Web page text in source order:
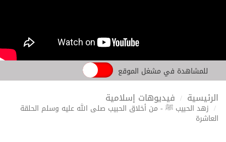
للمشاهدة في مشغل الموقع
الرئيسية فيديوهات إسلامية
زهد الحبيب ﷺ - من أخلاق الحبيب صلى الله عليه وسلم الحلقة
العاشرة